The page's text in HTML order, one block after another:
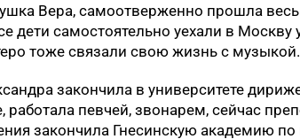
Вера, самоотверженно прошла весь
дети самостоятельно уехали в Москву
тоже связали свою жизнь с музыкой.
закончила в университете
работала певчей, звонарем, сейчас
закончила Гнесинскую академию по